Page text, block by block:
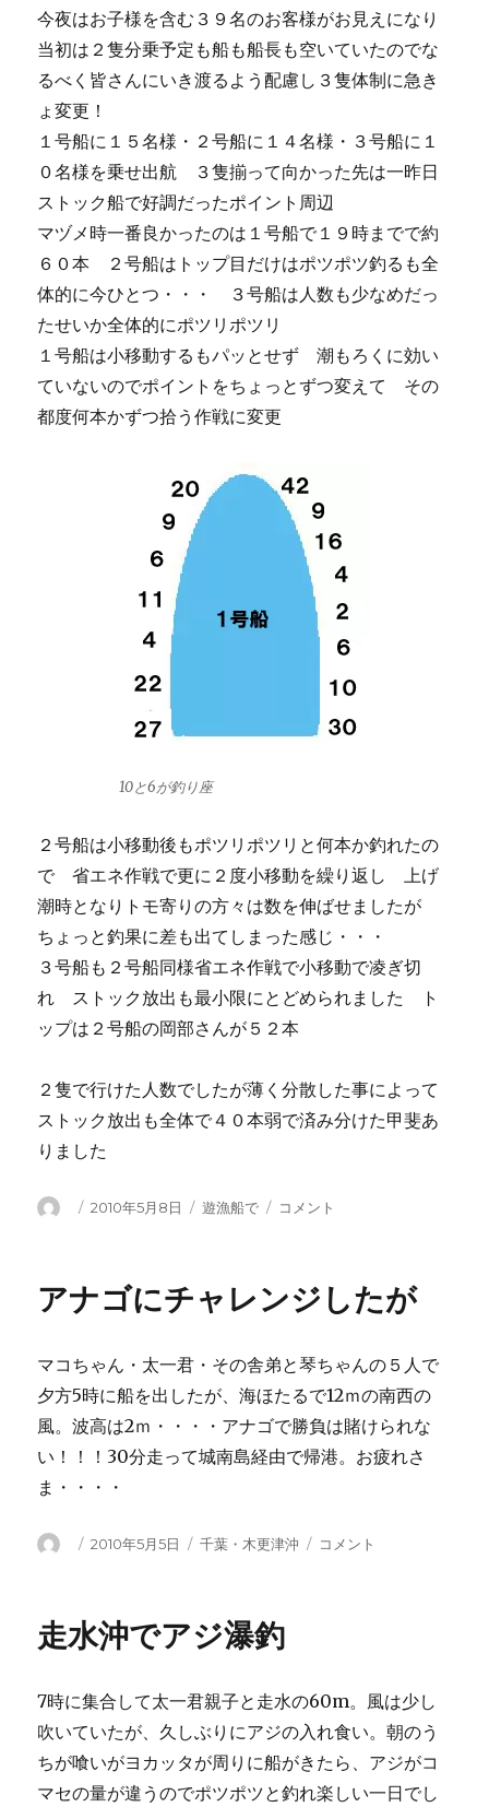
今夜はお子様を含む３９名のお客様がお見えになり
当初は２隻分乗予定も船も船長も空いていたのでな
るべく皆さんにいき渡るよう配慮し３隻体制に急き
ょ変更！
１号船に１５名様・２号船に１４名様・３号船に１
０名様を乗せ出航 ３隻揃って向かった先は一昨日
ストック船で好調だったポイント周辺
マヅメ時一番良かったのは１号船で１９時までで約
６０本 ２号船はトップ目だけはポツポツ釣るも全
体的に今ひとつ・・・ ３号船は人数も少なめだっ
たせいか全体的にポツリポツリ
１号船は小移動するもパッとせず 潮もろくに効い
ていないのでポイントをちょっとずつ変えて その
都度何本かずつ拾う作戦に変更
10と6が釣り座
２号船は小移動後もポツリポツリと何本か釣れたの
で 省エネ作戦で更に２度小移動を繰り返し 上げ
潮時となりトモ寄りの方々は数を伸ばせましたが
ちょっと釣果に差も出てしまった感じ・・・
３号船も２号船同様省エネ作戦で小移動で凌ぎ切
れ ストック放出も最小限にとどめられました ト
ップは２号船の岡部さんが５２本
２隻で行けた人数でしたが薄く分散した事によって
ストック放出も全体で４０本弱で済み分けた甲斐あ
りました
投 投
2010年5月8日
カ
ー
遊漁船で
つ
み
ア
ナ
に
コメント
アナゴにチャレンジしたが
マコちゃん・太一君・その舎弟と琴ちゃんの５人で
夕方5時に船を出したが、海ほたるで12ｍの南西の
風。波高は2ｍ・・・・アナゴで勝負は賭けられな
い！！！30分走って城南島経由で帰港。お疲れさ
ま・・・・
投 投
2010年5月5日
カ
ー
千葉・木更津沖
ア
ン
ジ
た
が
コメント
走水沖でアジ瀑釣
7時に集合して太一君親子と走水の60m。風は少し
吹いていたが、久しぶりにアジの入れ食い。朝のう
ちが喰いがヨカッタが周りに船がきたら、アジがコ
マセの量が違うのでポツポツと釣れ楽しい一日でし